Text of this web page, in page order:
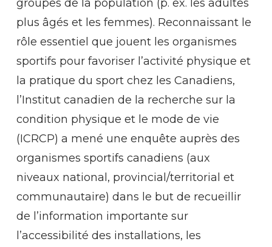
groupes de la population (p. ex. les adultes
plus âgés et les femmes). Reconnaissant le
rôle essentiel que jouent les organismes
sportifs pour favoriser l’activité physique et
la pratique du sport chez les Canadiens,
l’Institut canadien de la recherche sur la
condition physique et le mode de vie
(ICRCP) a mené une enquête auprès des
organismes sportifs canadiens (aux
niveaux national, provincial/territorial et
communautaire) dans le but de recueillir
de l’information importante sur
l’accessibilité des installations, les